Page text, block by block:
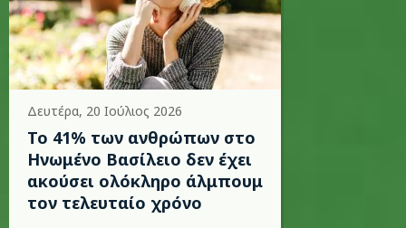
Δευτέρα, 20 Ιούλιος 2026
Το 41% των ανθρώπων στο
Ηνωμένο Βασίλειο δεν έχει
ακούσει ολόκληρο άλμπουμ
τον τελευταίο χρόνο